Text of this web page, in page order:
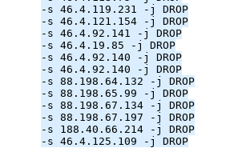
-s 46.4.119.231 -j DROP
-s 46.4.121.154 -j DROP
-s 46.4.92.141 -j DROP
-s 46.4.19.85 -j DROP
-s 46.4.92.140 -j DROP
-s 46.4.92.140 -j DROP
-s 88.198.64.132 -j DROP
-s 88.198.65.99 -j DROP
-s 88.198.67.134 -j DROP
-s 88.198.67.197 -j DROP
-s 188.40.66.214 -j DROP
-s 46.4.125.109 -j DROP